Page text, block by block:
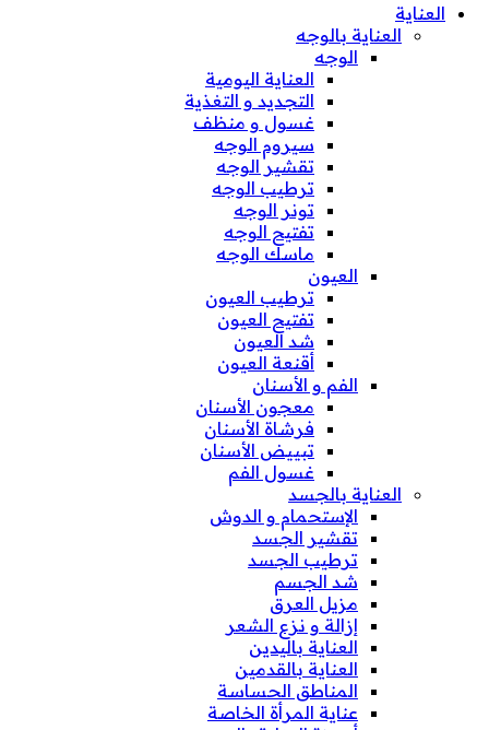
العناية
العناية بالوجه
الوجه
العناية اليومية
التجديد و التغذية
غسول و منظف
سيروم الوجه
تقشير الوجه
ترطيب الوجه
تونر الوجه
تفتيح الوجه
ماسك الوجه
العيون
ترطيب العيون
تفتيح العيون
شد العيون
أقنعة العيون
الفم و الأسنان
معجون الأسنان
فرشاة الأسنان
تبييض الأسنان
غسول الفم
العناية بالجسد
الإستحمام و الدوش
تقشير الجسد
ترطيب الجسد
شد الجسم
مزيل العرق
إزالة و نزع الشعر
العناية باليدين
العناية بالقدمين
المناطق الحساسة
عناية المرأة الخاصة